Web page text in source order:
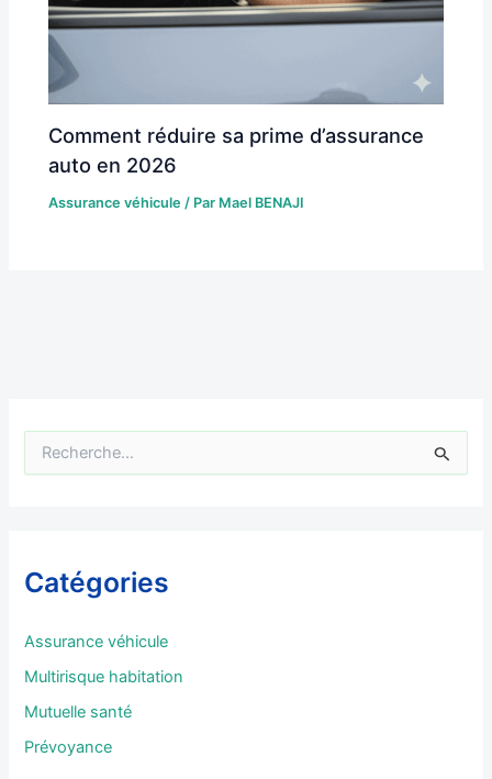
Comment réduire sa prime d’assurance
auto en 2026
Assurance véhicule / Par Mael BENAJI
e
c
r
Catégories
Assurance véhicule
Multirisque habitation
Mutuelle santé
Prévoyance